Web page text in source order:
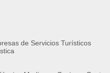
de Servicios Turísticos